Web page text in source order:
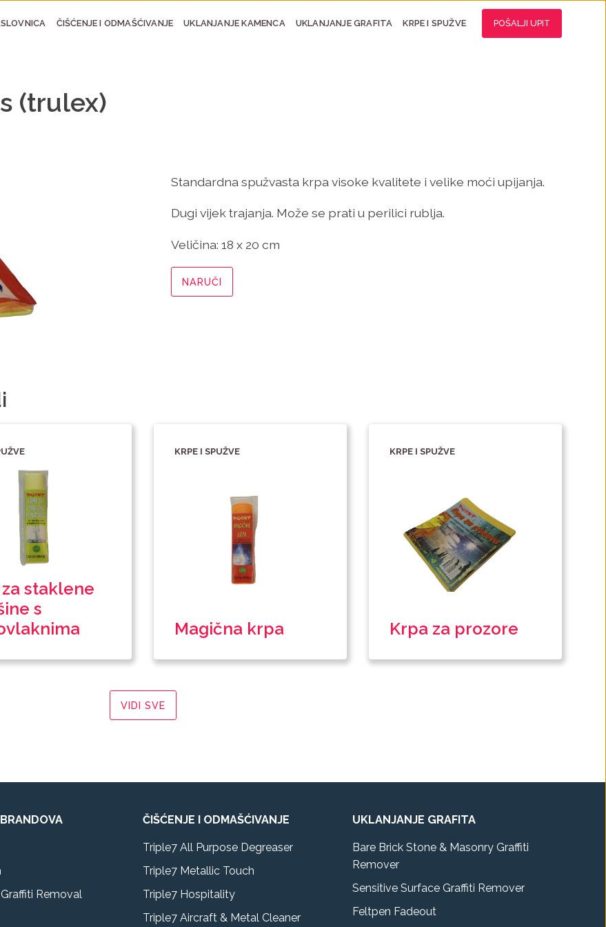
ČIŠĆENJE I ODMAŠĆIVANJE UKLANJANJE KAMENCA UKLANJANJE GRAFITA KRPE I SPUŽVE POŠALJI UPIT
(trulex)
Standardna spužvasta krpa visoke kvalitete i velike moći upijanja.
Dugi vijek trajanja. Može se prati u perilici rublja.
Veličina: 18 x 20 cm
NARUČI
staklene
s
KRPE I SPUŽVE
Magična krpa
KRPE I SPUŽVE
Krpa za prozore
VIDI SVE
Removal
ČIŠĆENJE I ODMAŠĆIVANJE
Triple7 All Purpose Degreaser
Triple7 Metallic Touch
Triple7 Hospitality
Triple7 Aircraft & Metal Cleaner
UKLANJANJE GRAFITA
Bare Brick Stone & Masonry Graffiti
Remover
Sensitive Surface Graffiti Remover
Feltpen Fadeout